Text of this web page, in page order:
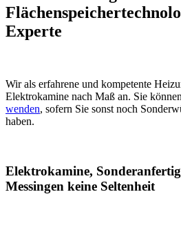
Experte
Wir als erfahrene und kompetente
Elektrokamine nach Maß an. Sie
wenden, sofern Sie sonst noch
haben.
Elektrokamine,
Messingen keine Seltenheit